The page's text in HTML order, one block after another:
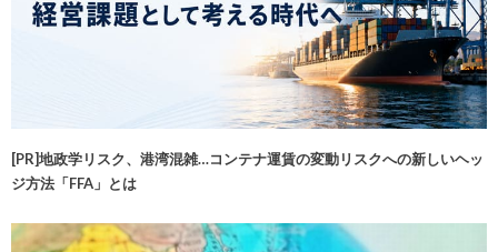
[PR]地政学リスク、港湾混雑…コンテナ運賃の変動リスクへの新しいヘッ
ジ方法「FFA」とは